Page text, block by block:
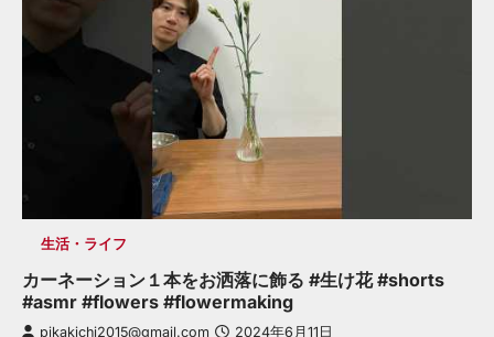
生活・ライフ
カーネーション１本をお洒落に飾る #生け花 #shorts
#asmr #flowers #flowermaking
pikakichi2015@gmail.com 2024年6月11日